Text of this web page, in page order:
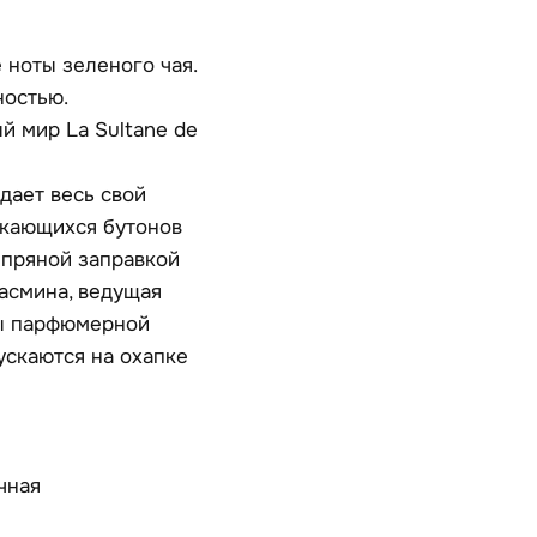
зеленого чая.
мир La Sultane de
весь свой
бутонов
заправкой
ведущая
парфюмерной
на охапке